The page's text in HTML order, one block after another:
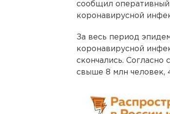
сообщил
коронавирусной
За весь период
коронавирусной
скончались. Согласно
свыше 8 млн человек,